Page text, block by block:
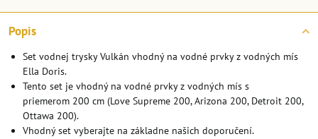
Popis
Set vodnej trysky Vulkán vhodný na vodné prvky z vodných mís
Ella Doris.
Tento set je vhodný na vodné prvky z vodných mís s
priemerom 200 cm (Love Supreme 200, Arizona 200, Detroit 200,
Ottawa 200).
Vhodný set vyberajte na základne našich doporučení.